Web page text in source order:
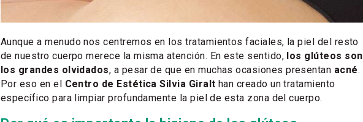
Aunque a menudo nos centremos en los tratamientos faciales, la piel del resto
de nuestro cuerpo merece la misma atención. En este sentido, los glúteos son
los grandes olvidados, a pesar de que en muchas ocasiones presentan acné.
Por eso en el Centro de Estética Silvia Giralt han creado un tratamiento
específico para limpiar profundamente la piel de esta zona del cuerpo.